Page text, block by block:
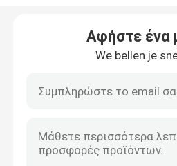
κυψελωτό τυλίγοντας
Αφήστε ένα
We bellen je